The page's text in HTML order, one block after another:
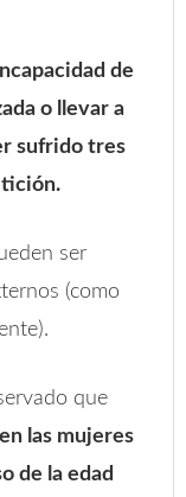
de
o llevar a
sufrido tres
ser
(como
que
las mujeres
de la edad